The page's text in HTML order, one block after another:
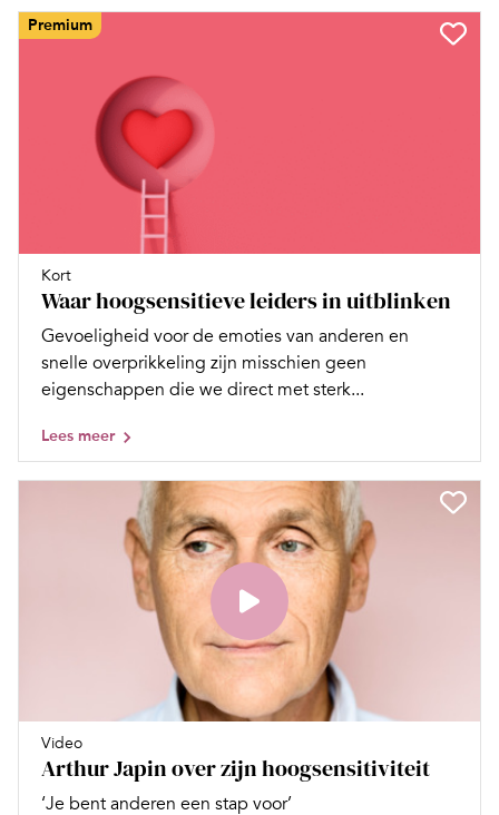
Premium
Kort
Waar hoogsensitieve leiders in uitblinken
Gevoeligheid voor de emoties van anderen en
snelle overprikkeling zijn misschien geen
eigenschappen die we direct met sterk...
Lees meer
Video
Arthur Japin over zijn hoogsensitiviteit
‘Je bent anderen een stap voor’